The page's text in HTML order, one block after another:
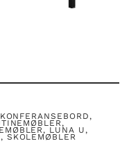
,
,
, LUNA U,
, SKOLEMØBLER